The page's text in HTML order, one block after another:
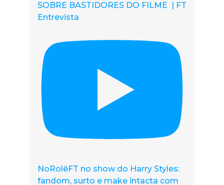
SOBRE BASTIDORES DO FILME | FT
Entrevista
NoRolêFT no show do Harry Styles:
fandom, surto e make intacta com